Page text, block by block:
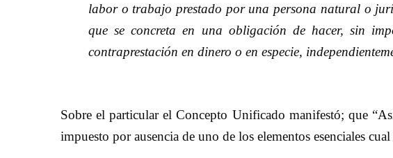
labor o trabajo prestado por una persona natural o
que se concreta en una obligación de hacer, sin
contraprestación en dinero o en especie,
Sobre el particular el Concepto Unificado manifestó; que
impuesto por ausencia de uno de los elementos esenciales cual